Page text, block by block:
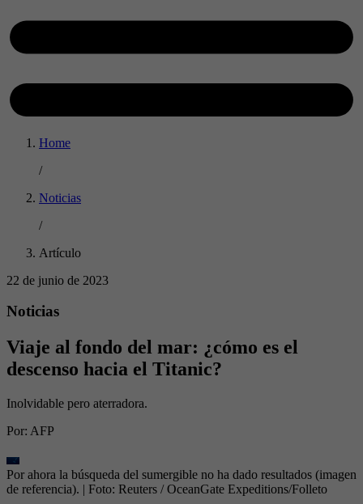
Home
/
Noticias
/
Artículo
22 de junio de 2023
Noticias
Viaje al fondo del mar: ¿cómo es el
descenso hacia el Titanic?
Inolvidable pero aterradora.
Por: AFP
Por ahora la búsqueda del sumergible no ha dado resultados (imagen
de referencia). | Foto: Reuters / OceanGate Expeditions/Folleto